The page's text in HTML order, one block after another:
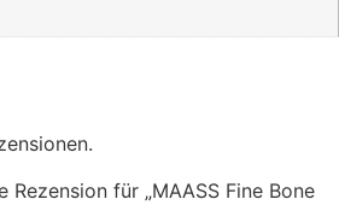
Rezension für „MAASS Fine Bone